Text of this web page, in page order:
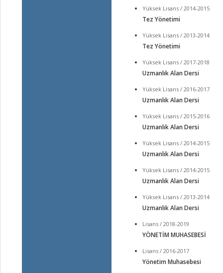
Yüksek Lisans / 2014-2015
Tez Yönetimi
Yüksek Lisans / 2013-2014
Tez Yönetimi
Yüksek Lisans / 2017-2018
Uzmanlık Alan Dersi
Yüksek Lisans / 2016-2017
Uzmanlık Alan Dersi
Yüksek Lisans / 2015-2016
Uzmanlık Alan Dersi
Yüksek Lisans / 2014-2015
Uzmanlık Alan Dersi
Yüksek Lisans / 2014-2015
Uzmanlık Alan Dersi
Yüksek Lisans / 2013-2014
Uzmanlık Alan Dersi
Lisans / 2018-2019
YÖNETİM MUHASEBESİ
Lisans / 2016-2017
Yönetim Muhasebesi